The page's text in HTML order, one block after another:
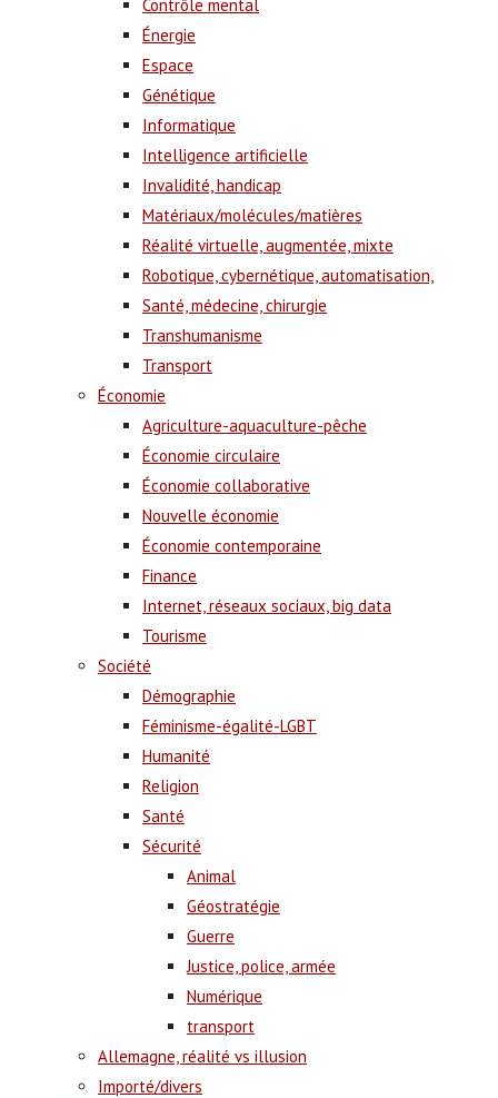
Contrôle mental
Énergie
Espace
Génétique
Informatique
Intelligence artificielle
Invalidité, handicap
Matériaux/molécules/matières
Réalité virtuelle, augmentée, mixte
Robotique, cybernétique, automatisation,
Santé, médecine, chirurgie
Transhumanisme
Transport
Économie
Agriculture-aquaculture-pêche
Économie circulaire
Économie collaborative
Nouvelle économie
Économie contemporaine
Finance
Internet, réseaux sociaux, big data
Tourisme
Société
Démographie
Féminisme-égalité-LGBT
Humanité
Religion
Santé
Sécurité
Animal
Géostratégie
Guerre
Justice, police, armée
Numérique
transport
Allemagne, réalité vs illusion
Importé/divers